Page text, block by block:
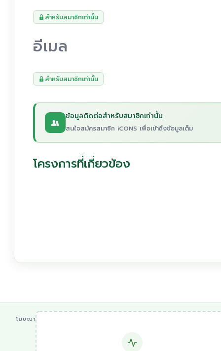
สำหรับสมาชิกเท่านั้น
อีเมล
สำหรับสมาชิกเท่านั้น
ข้อมูลติดต่อสำหรับสมาชิกเท่านั้น
สนใจสมัครสมาชิก iCONS เพื่อเข้าถึงข้อมูลเต็ม
โครงการที่เกี่ยวข้อง
โฆษณา